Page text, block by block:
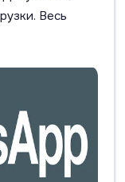
Весь